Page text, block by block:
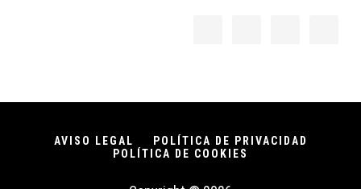
AVISO LEGAL
POLÍTICA DE PRIVACIDAD
POLÍTICA DE COOKIES